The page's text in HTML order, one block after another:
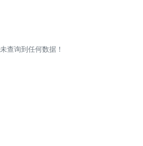
未查询到任何数据！